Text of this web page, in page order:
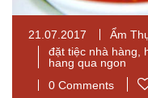
21.07.2017 Ẩm
đặt tiệc nhà hàng
hang qua ngon
0 Comments